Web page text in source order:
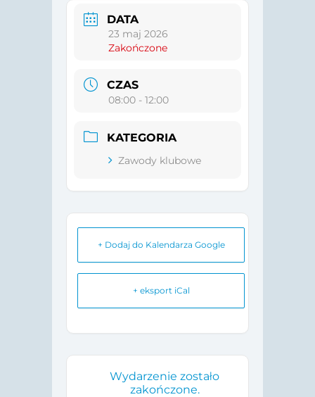
DATA
23 maj 2026
Zakończone
CZAS
08:00 - 12:00
KATEGORIA
Zawody klubowe
+ Dodaj do Kalendarza Google
+ eksport iCal
Wydarzenie zostało
zakończone.